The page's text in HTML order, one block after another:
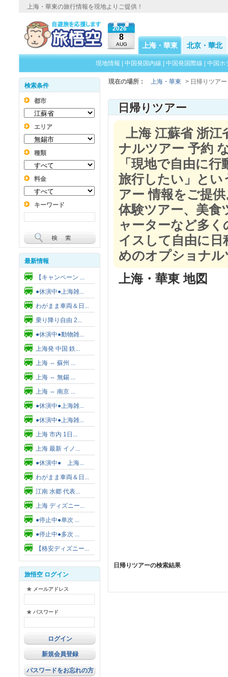
上海・華東の旅行情報を現地よりご提供！
2026
8
AUG 上海・華東 北京・華北
現地情報 中国発国内線 中国発国際線 中国ホ
検索条件
都市
エリア
種類
料金
キーワード
最新情報
【キャンペーン ...
●休演中●上海雑...
わがまま車両＆日...
乗り降り自由 2...
●休演中●動物雑...
上海発 中国 鉄...
上海 ⇔ 蘇州 ...
上海 ⇔ 無錫 ...
上海 ⇔ 南京 ...
●休演中●上海雑...
●休演中●上海雑...
上海 市内 1日...
上海 最新 イノ...
●休演中● 上海...
わがまま車両＆日...
江南 水郷 代表...
上海 ディズニー...
●停止中●单次 ...
●停止中●多次 ...
【格安ディズニー...
旅悟空 ログイン
★ メールアドレス
★ パスワード
新規会員登録
パスワードをお忘れの方
現在の場所： 上海・華東 > 日帰りツアー
日帰りツアー
上海 江蘇省 浙江
ナルツアー 予約
「現地で自由に
旅行したい」とい
アー 情報をご提
体験ツアー、美食
ャーターなど多
イスして自由に日
めのオプショナ
上海・華東 地図
日帰りツアーの検索結果